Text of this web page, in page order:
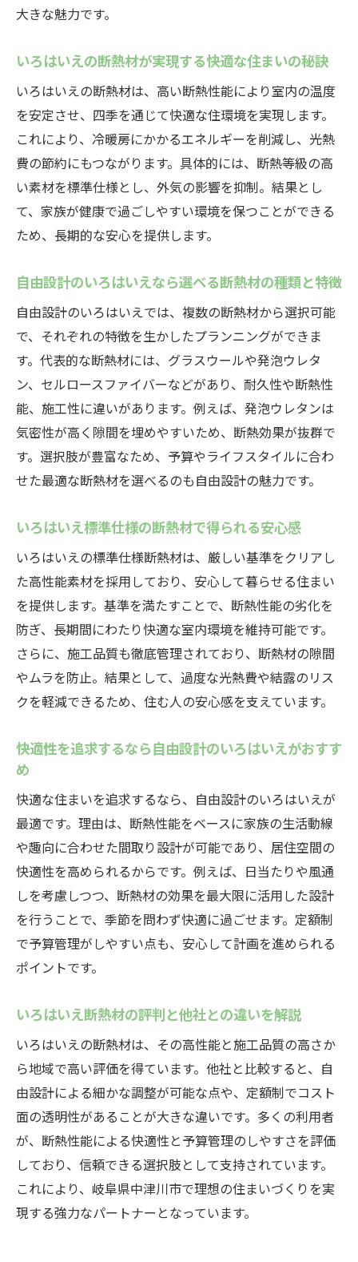
大きな魅力です。
いろはいえの断熱材が実現する快適な住まいの秘訣
いろはいえの断熱材は、高い断熱性能により室内の温度
を安定させ、四季を通じて快適な住環境を実現します。
これにより、冷暖房にかかるエネルギーを削減し、光熱
費の節約にもつながります。具体的には、断熱等級の高
い素材を標準仕様とし、外気の影響を抑制。結果とし
て、家族が健康で過ごしやすい環境を保つことができる
ため、長期的な安心を提供します。
自由設計のいろはいえなら選べる断熱材の種類と特徴
自由設計のいろはいえでは、複数の断熱材から選択可能
で、それぞれの特徴を生かしたプランニングができま
す。代表的な断熱材には、グラスウールや発泡ウレタ
ン、セルロースファイバーなどがあり、耐久性や断熱性
能、施工性に違いがあります。例えば、発泡ウレタンは
気密性が高く隙間を埋めやすいため、断熱効果が抜群で
す。選択肢が豊富なため、予算やライフスタイルに合わ
せた最適な断熱材を選べるのも自由設計の魅力です。
いろはいえ標準仕様の断熱材で得られる安心感
いろはいえの標準仕様断熱材は、厳しい基準をクリアし
た高性能素材を採用しており、安心して暮らせる住まい
を提供します。基準を満たすことで、断熱性能の劣化を
防ぎ、長期間にわたり快適な室内環境を維持可能です。
さらに、施工品質も徹底管理されており、断熱材の隙間
やムラを防止。結果として、過度な光熱費や結露のリス
クを軽減できるため、住む人の安心感を支えています。
快適性を追求するなら自由設計のいろはいえがおすす
め
快適な住まいを追求するなら、自由設計のいろはいえが
最適です。理由は、断熱性能をベースに家族の生活動線
や趣向に合わせた間取り設計が可能であり、居住空間の
快適性を高められるからです。例えば、日当たりや風通
しを考慮しつつ、断熱材の効果を最大限に活用した設計
を行うことで、季節を問わず快適に過ごせます。定額制
で予算管理がしやすい点も、安心して計画を進められる
ポイントです。
いろはいえ断熱材の評判と他社との違いを解説
いろはいえの断熱材は、その高性能と施工品質の高さか
ら地域で高い評価を得ています。他社と比較すると、自
由設計による細かな調整が可能な点や、定額制でコスト
面の透明性があることが大きな違いです。多くの利用者
が、断熱性能による快適性と予算管理のしやすさを評価
しており、信頼できる選択肢として支持されています。
これにより、岐阜県中津川市で理想の住まいづくりを実
現する強力なパートナーとなっています。